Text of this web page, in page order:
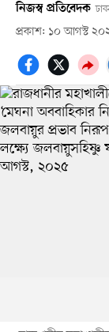
নিজস্ব প্রতিবেদক
প্রকাশ: ১০ আগস্ট